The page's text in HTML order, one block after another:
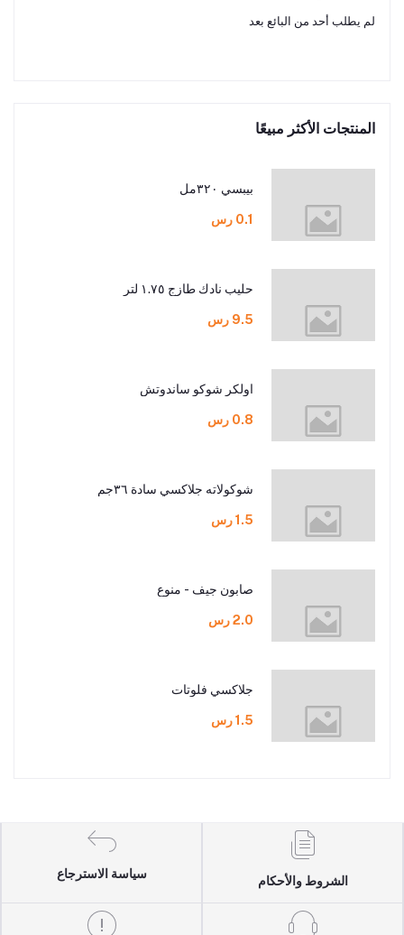
لم يطلب أحد من البائع بعد
المنتجات الأكثر مبيعًا
بيبسي ٣٢٠مل
0.1 رس
حليب نادك طازج ١.٧٥ لتر
9.5 رس
اولكر شوكو ساندوتش
0.8 رس
شوكولاته جلاكسي سادة ٣٦جم
1.5 رس
صابون جيف - منوع
2.0 رس
جلاكسي فلوتات
1.5 رس
الشروط والأحكام
سياسة الاسترجاع